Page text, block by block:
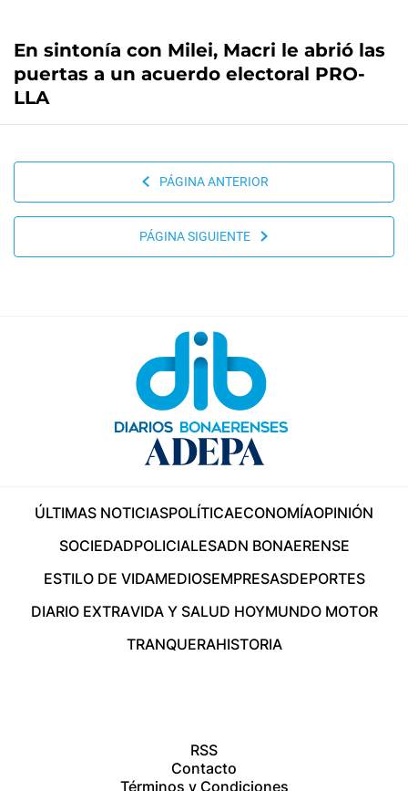
En sintonía con Milei, Macri le abrió las
puertas a un acuerdo electoral PRO-
LLA
PÁGINA ANTERIOR
PÁGINA SIGUIENTE
ÚLTIMAS NOTICIASPOLÍTICAECONOMÍAOPINIÓN
SOCIEDADPOLICIALESADN BONAERENSE
ESTILO DE VIDAMEDIOSEMPRESASDEPORTES
DIARIO EXTRAVIDA Y SALUD HOYMUNDO MOTOR
TRANQUERAHISTORIA
RSS
Contacto
Términos y Condiciones